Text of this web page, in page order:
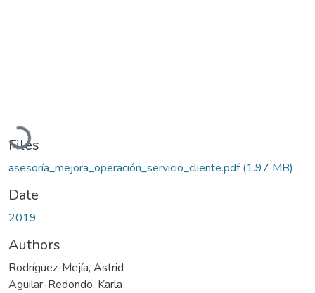
Loading...
Files
asesoría_mejora_operación_servicio_cliente.pdf(1.97 MB)
Date
2019
Authors
Rodríguez-Mejía, Astrid
Aguilar-Redondo, Karla